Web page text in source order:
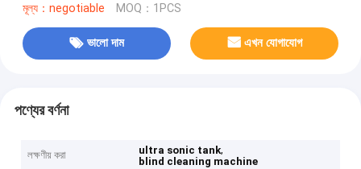
মূল্য：negotiable MOQ：1PCS
ভালো দাম এখন যোগাযোগ
পণ্যের বর্ণনা
লক্ষণীয় করা ultra sonic tank,
blind cleaning machine